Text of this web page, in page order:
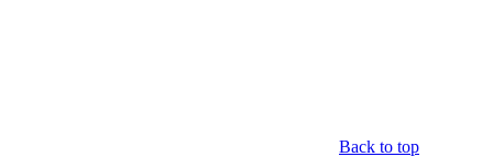
Back to top